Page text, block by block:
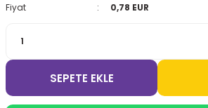
Fiyat
0,78 EUR
SEPETE EKLE